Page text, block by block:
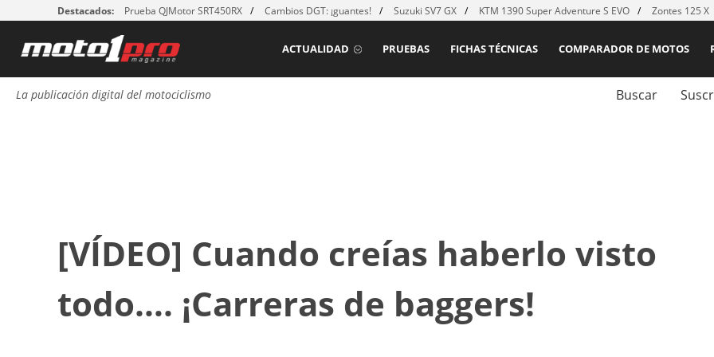
Destacados: Prueba QJMotor SRT450RX Cambios DGT: ¡guantes! Suzuki SV7 GX KTM 1390 Super Adventure S EVO Zontes 125 X
COMPARADOR DE MOTOS
FICHAS TÉCNICAS
PRUEBAS
ACTUALIDAD
La publicación digital del motociclismo Buscar
[VÍDEO] Cuando creías haberlo visto
todo…. ¡Carreras de baggers!